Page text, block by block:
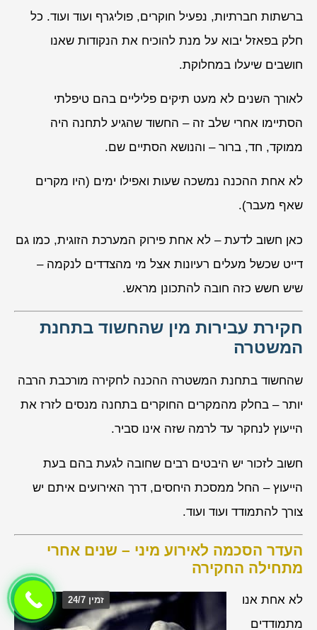
ברשתות חברתיות, נפעיל חוקרים, פוליגרף ועוד ועוד. כל
חלק בפאזל יבוא על מנת להוכיח את הנקודות שאנו
חושבים שיעלו במחלוקת.
לאורך השנים לא מעט תיקים פליליים בהם טיפלתי
הסתיימו אחרי שלב זה – החשוד שהגיע לתחנה היה
ממוקד, חד, ברור – והנושא הסתיים שם.
לא אחת ההכנה נמשכה שעות ואפילו ימים (היו מקרים
שאף מעבר).
כאן חשוב לדעת – לא אחת פירוק המערכת הזוגית, כמו גם
דייט שכשל מעלים רעיונות אצל מי מהצדדים לנקמה –
שיש חשש כזה חובה להתכונן מראש.
חקירת עבירות מין שהחשוד בתחנת
המשטרה
שהחשוד בתחנת המשטרה ההכנה לחקירה מורכבת הרבה
יותר – בחלק מהמקרים החוקרים בתחנה מנסים לזרז את
הייעוץ לנחקר עד לרמה שזה אינו סביר.
חשוב לזכור יש היבטים רבים שחובה לגעת בהם בעת
הייעוץ – החל ממסכת היחסים, דרך האירועים איתם יש
צורך להתמודד ועוד ועוד.
העדר הסכמה לאירוע מיני – שנים אחרי
מתחילה החקירה
לא אחת אנו
מתמודדים
זמין 24/7